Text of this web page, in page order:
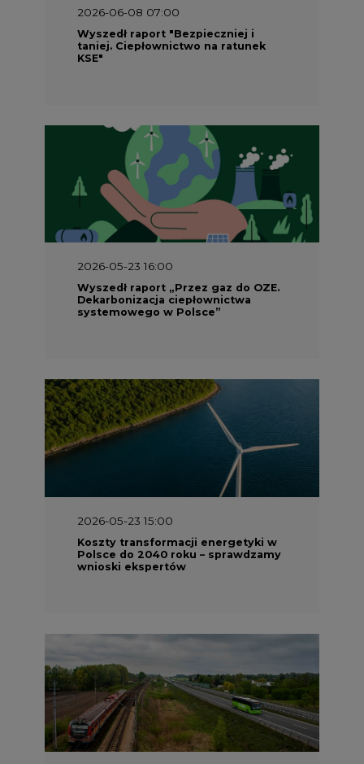
2026-06-08 07:00
Wyszedł raport "Bezpieczniej i
taniej. Ciepłownictwo na ratunek
KSE"
2026-05-23 16:00
Wyszedł raport „Przez gaz do OZE.
Dekarbonizacja ciepłownictwa
systemowego w Polsce”
2026-05-23 15:00
Koszty transformacji energetyki w
Polsce do 2040 roku – sprawdzamy
wnioski ekspertów